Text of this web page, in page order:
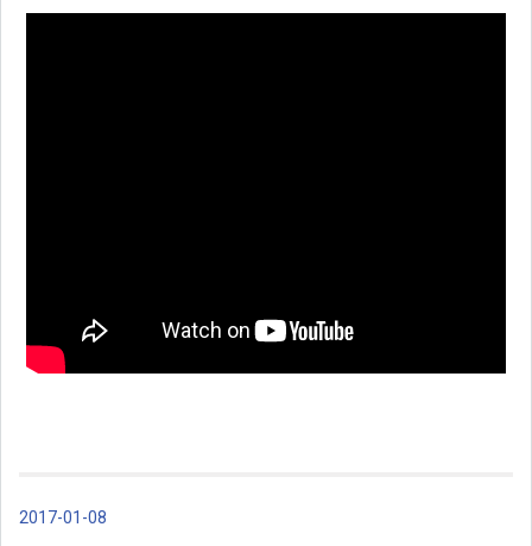
2017-01-08